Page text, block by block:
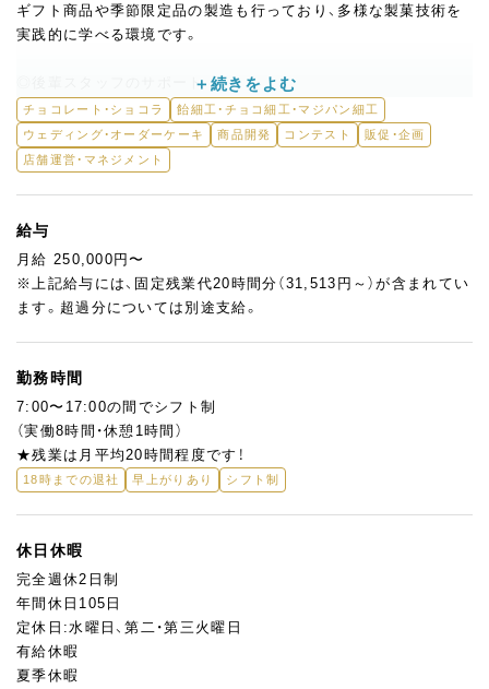
ギフト商品や季節限定品の製造も行っており、多様な製菓技術を
実践的に学べる環境です。
◎後輩スタッフのサポート
経験を活かし、後輩へのちょっとしたアドバイスや現場でのサポ
ートをお願いする場面もあります。
ゆくゆくはリーダーポジションへのステップアップも可能です。
効率的なオペレーション体制が整っており、平均残業時間は月20
時間程度と少なめ。
仕事とプライベートをしっかり両立できる環境です。
20～50代まで幅広い世代のチームで、製造の現場は活気と集中が
「基礎はあるけど、もう一段成長したい」「やりがいを持ってお菓
子作りがしたい」そんな方にぴったりのポジションです。
チョコレート・ショコラ
飴細工・チョコ細工・マジパン細工
ウェディング・オーダーケーキ
商品開発 コンテスト
販促・企画
店舗運営・マネジメント
給与
月給 250,000円〜
※上記給与には、固定残業代20時間分（31,513円～）が含まれてい
ます。超過分については別途支給。
勤務時間
7:00〜17:00の間でシフト制
（実働8時間・休憩1時間）
★残業は月平均20時間程度です！
18時までの退社 早上がりあり シフト制
休日休暇
完全週休2日制
年間休日105日
定休日:水曜日、第二・第三火曜日
有給休暇
夏季休暇